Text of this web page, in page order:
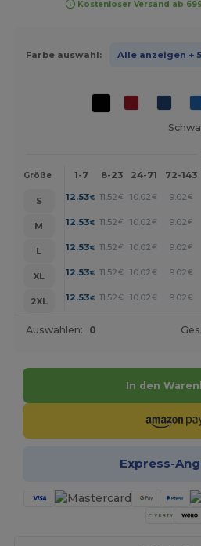
Kostenloser Versand ab
Farbe auswahl: Alle anzeigen + 5
Größe 1-7 8-23 24-71 72-143
S 12.53€ 11.52 € 10.02 € 9.02€
M
12.53€ 11.52 € 10.02 € 9.02€
L
12.53€ 11.52 € 10.02 € 9.02€
XL
12.53€ 11.52 € 10.02 € 9.02€
2XL
12.53€ 11.52 € 10.02 € 9.02€
Auswahlen: 0
In den
Express-